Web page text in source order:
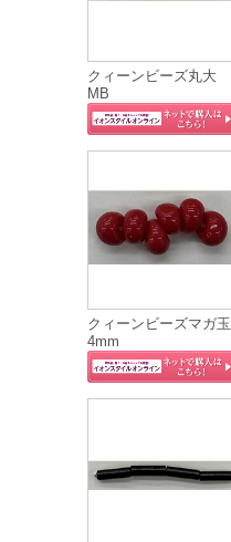
クィーンビーズ丸大
MB
クィーンビーズマガ玉
4mm